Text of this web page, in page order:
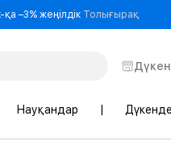
–3% жеңілдік Толығырақ-
Науқандар